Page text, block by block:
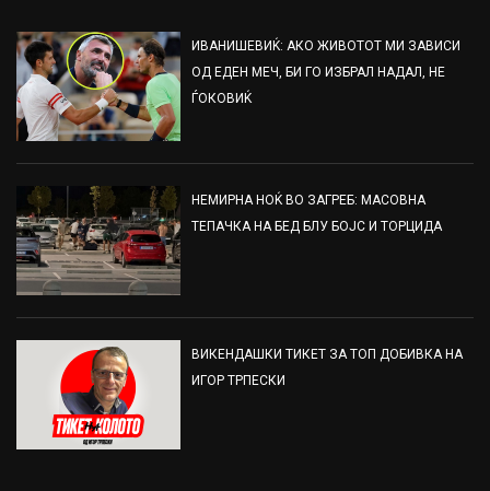
ИВАНИШЕВИЌ: АКО ЖИВОТОТ МИ ЗАВИСИ
ОД ЕДЕН МЕЧ, БИ ГО ИЗБРАЛ НАДАЛ, НЕ
ЃОКОВИЌ
НЕМИРНА НОЌ ВО ЗАГРЕБ: МАСОВНА
ТЕПАЧКА НА БЕД БЛУ БОЈС И ТОРЦИДА
ВИКЕНДАШКИ ТИКЕТ ЗА ТОП ДОБИВКА НА
ИГОР ТРПЕСКИ